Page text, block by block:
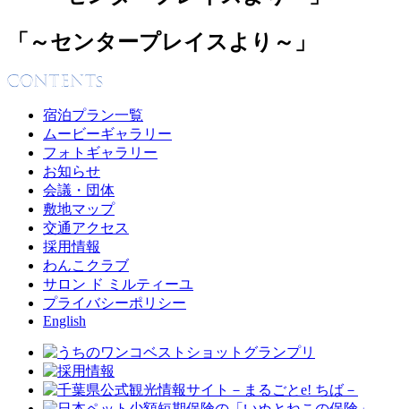
「～センタープレイスより～」
宿泊プラン一覧
ムービーギャラリー
フォトギャラリー
お知らせ
会議・団体
敷地マップ
交通アクセス
採用情報
わんこクラブ
サロン ド ミルティーユ
プライバシーポリシー
English